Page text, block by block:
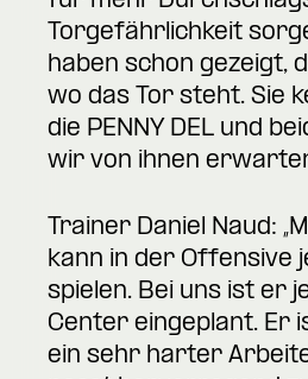
Torgefährlichkeit
haben schon gezeigt,
wo das Tor steht. Sie
die PENNY DEL und
wir von ihnen
Trainer Daniel Naud:
kann in der Offensive
spielen. Bei uns ist er
Center eingeplant. Er
ein sehr harter